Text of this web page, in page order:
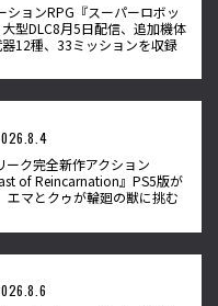
ションRPG『スーパーロボッ
大型DLC8月5日配信、追加機体
12種、33ミッションを収録
ーク完全新作アクション
of Reincarnation』PS5版が
エマとクゥが輪廻の獣に挑む